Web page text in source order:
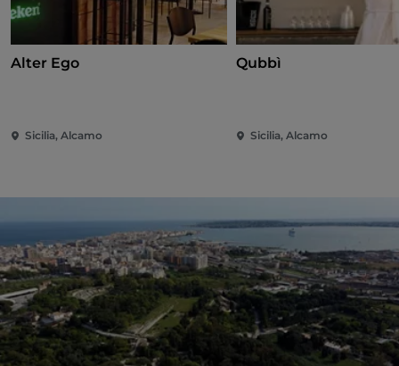
Alter Ego
Sicilia, Alcamo
Qubbì
Sicilia, Alcamo